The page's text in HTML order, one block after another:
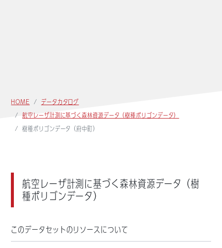
HOME データカタログ
航空レーザ計測に基づく森林資源データ（樹種ポリゴンデータ）
樹種ポリゴンデータ（府中町）
航空レーザ計測に基づく森林資源データ（樹
種ポリゴンデータ）
このデータセットのリソースについて